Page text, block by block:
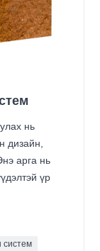
нь
дизайн,
арга нь
үр
систем